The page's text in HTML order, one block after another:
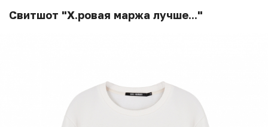
Свитшот "Х.ровая маржа лучше..."